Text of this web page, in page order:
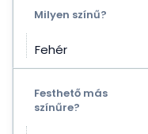
Milyen színű?
Fehér
Festhető más
színűre?